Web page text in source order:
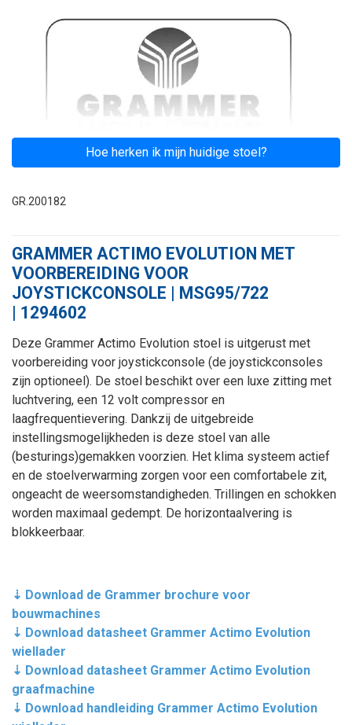
Hoe herken ik mijn huidige stoel?
GR.200182
GRAMMER ACTIMO EVOLUTION MET
VOORBEREIDING VOOR
JOYSTICKCONSOLE | MSG95/722
| 1294602
Deze Grammer Actimo Evolution stoel is uitgerust met
voorbereiding voor joystickconsole (de joystickconsoles
zijn optioneel). De stoel beschikt over een luxe zitting met
luchtvering, een 12 volt compressor en
laagfrequentievering. Dankzij de uitgebreide
instellingsmogelijkheden is deze stoel van alle
(besturings)gemakken voorzien. Het klima systeem actief
en de stoelverwarming zorgen voor een comfortabele zit,
ongeacht de weersomstandigheden. Trillingen en schokken
worden maximaal gedempt. De horizontaalvering is
blokkeerbaar.
⇣ Download de Grammer brochure voor
bouwmachines
⇣ Download datasheet Grammer Actimo Evolution
wiellader
⇣ Download datasheet Grammer Actimo Evolution
graafmachine
⇣ Download handleiding Grammer Actimo Evolution